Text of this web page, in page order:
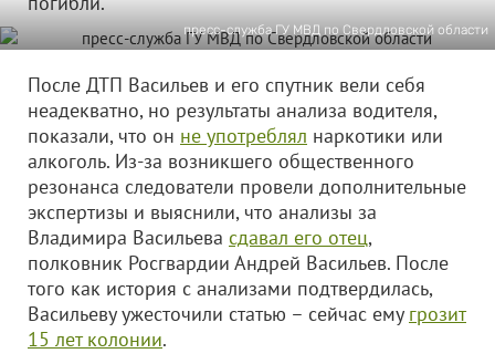
пресс-служба ГУ МВД по Свердловской области
После ДТП Васильев и его спутник вели себя
неадекватно, но результаты анализа водителя,
показали, что он не употреблял наркотики или
алкоголь. Из-за возникшего общественного
резонанса следователи провели дополнительные
экспертизы и выяснили, что анализы за
Владимира Васильева сдавал его отец,
полковник Росгвардии Андрей Васильев. После
того как история с анализами подтвердилась,
Васильеву ужесточили статью – сейчас ему грозит
15 лет колонии.